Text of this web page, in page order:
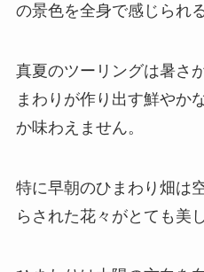
の景色を全身で感じられ
真夏のツーリングは暑さ
まわりが作り出す鮮やか
か味わえません。
特に早朝のひまわり畑は
らされた花々がとても美